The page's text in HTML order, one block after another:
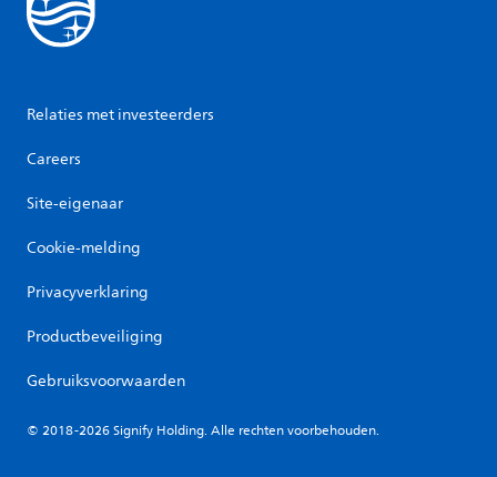
Relaties met investeerders
Careers
Site-eigenaar
Cookie-melding
Privacyverklaring
Productbeveiliging
Gebruiksvoorwaarden
© 2018-2026 Signify Holding. Alle rechten voorbehouden.